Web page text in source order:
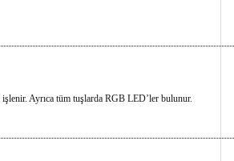
Ayrıca tüm tuşlarda RGB LED’ler bulunur.